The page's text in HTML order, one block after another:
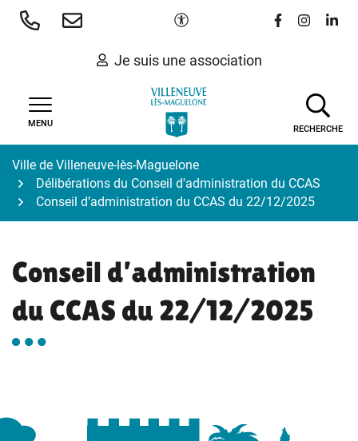
Aller
Paramètres d'accessibilité
Lien vers le
Lien vers
Lien
Je suis une association
MENU
RECHERCHE
Ville de Villeneuve-lès-Maguelone
Délibérations du Conseil d'administration du CCAS
Conseil d’administration du CCAS du 22/12/2025
Conseil d’administration
du CCAS du 22/12/2025